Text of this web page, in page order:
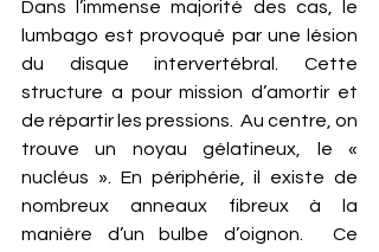
Dans l’immense majorité des cas, le
lumbago est provoqué par une lésion
du disque intervertébral. Cette
structure a pour mission d’amortir et
de répartir les pressions.  Au centre, on
trouve un noyau gélatineux, le «
nucléus ». En périphérie, il existe de
nombreux anneaux fibreux à la
manière d’un bulbe d’oignon.  Ce